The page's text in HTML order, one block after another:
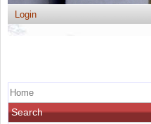
Login
Home
Search